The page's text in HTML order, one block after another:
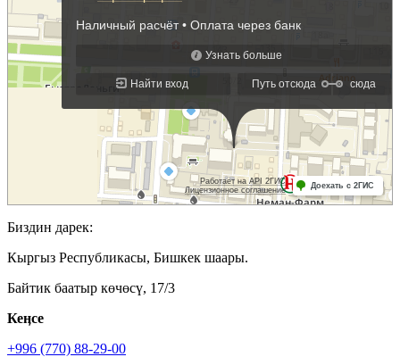
Биздин дарек:
Кыргыз Республикасы, Бишкек шаары.
Байтик баатыр көчөсү, 17/3
Кеӊсе
+996 (770) 88-29-00